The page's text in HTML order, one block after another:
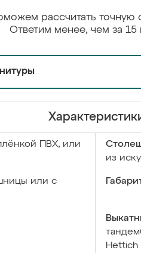
рассчитать точную
Ответим менее, чем за 15
ПВХ, или
из
или с
Hettich